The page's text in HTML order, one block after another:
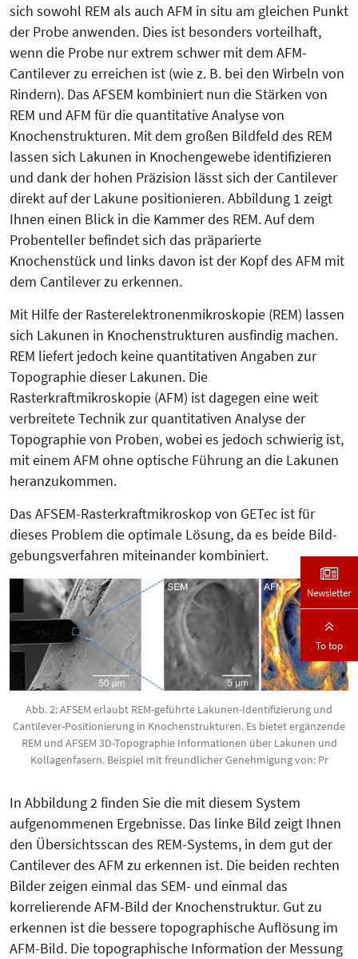
sich sowohl REM als auch AFM in situ am gleichen Punkt
der Probe anwenden. Dies ist besonders vorteilhaft,
wenn die Probe nur extrem schwer mit dem AFM-
Cantilever zu erreichen ist (wie z. B. bei den Wirbeln von
Rindern). Das AFSEM kombiniert nun die Stärken von
REM und AFM für die quantitative Analyse von
Knochenstrukturen. Mit dem großen Bildfeld des REM
lassen sich Lakunen in Knochengewebe identifizieren
und dank der hohen Präzision lässt sich der Cantilever
direkt auf der Lakune positionieren. Abbildung 1 zeigt
Ihnen einen Blick in die Kammer des REM. Auf dem
Probenteller befindet sich das präparierte
Knochenstück und links davon ist der Kopf des AFM mit
dem Cantilever zu erkennen.
Mit Hilfe der Rasterelektronenmikro­skopie (REM) lassen
sich Lakunen in Knochenstrukturen ausfindig machen.
REM liefert jedoch keine quantitativen Angaben zur
Topographie dieser Lakunen. Die
Rasterkraftmikroskopie (AFM) ist dagegen eine weit
verbreitete Technik zur quantitativen Analyse der
Topographie von Proben, wobei es jedoch schwierig ist,
mit einem AFM ohne optische Führung an die Lakunen
heranzukommen.
Das AFSEM-Rasterkraftmikroskop von GETec ist für
dieses Problem die optimale Lösung, da es beide Bild­
gebungsverfahren miteinander kom­biniert.
Abb. 2: AFSEM erlaubt REM-geführte Lakunen-Identifizierung und
Cantilever-Positionierung in Knochenstrukturen. Es bietet ergänzende
REM und AFSEM 3D-Topographie Informationen über Lakunen und
Kollagenfasern. Beispiel mit freundlicher Genehmigung von: Pr
In Abbildung 2 finden Sie die mit diesem System
aufgenommenen Ergebnisse. Das linke Bild zeigt Ihnen
den Übersichtsscan des REM-Systems, in dem gut der
Cantilever des AFM zu erkennen ist. Die beiden rechten
Bilder zeigen einmal das SEM- und einmal das
korrelierende AFM-Bild der Knochenstruktur. Gut zu
erkennen ist die bessere topographische Auflösung im
AFM-Bild. Die topographische Information der Messung
Newsletter
To top